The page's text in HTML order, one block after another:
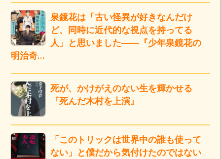
泉鏡花は「古い怪異が好きなんだけ
ど、同時に近代的な視点を持ってる
人」と思いました――『少年泉鏡花の
明治奇…
死が、かけがえのない生を輝かせる
『死んだ木村を上演』
「このトリックは世界中の誰も使って
ない」と僕だから気付けたのではない